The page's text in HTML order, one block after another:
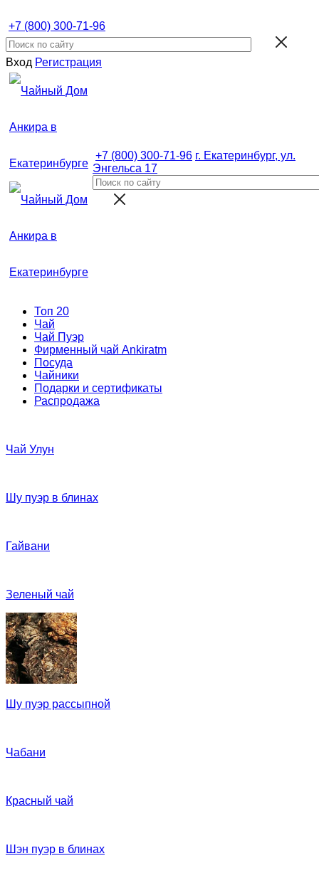
+7 (800) 300-71-96
Вход Регистрация
+7 (800) 300-71-96 г. Екатеринбург, ул.
Энгельса 17
Топ 20
Чай
Чай Пуэр
Фирменный чай Ankiratm
Посуда
Чайники
Подарки и сертификаты
Распродажа
Чай Улун
Шу пуэр в блинах
Гайвани
Зеленый чай
Шу пуэр рассыпной
Чабани
Красный чай
Шэн пуэр в блинах